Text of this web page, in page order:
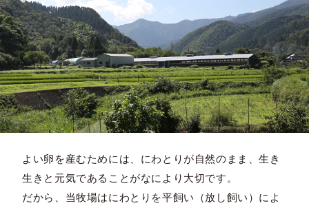
よい卵を産むためには、にわとりが自然のまま、生き
生きと元気であることがなにより大切です。
だから、当牧場はにわとりを平飼い（放し飼い）によ